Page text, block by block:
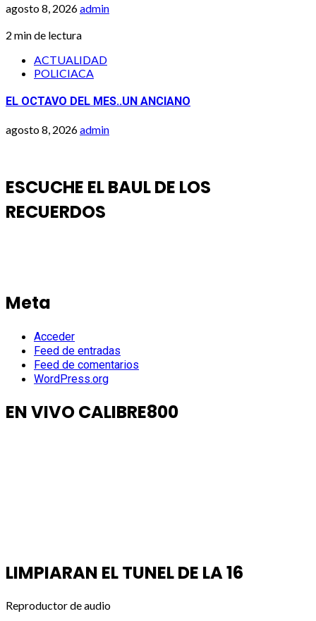
agosto 8, 2026admin
2 min de lectura
ACTUALIDAD
POLICIACA
EL OCTAVO DEL MES..UN ANCIANO
agosto 8, 2026admin
ESCUCHE EL BAUL DE LOS
RECUERDOS
Meta
Acceder
Feed de entradas
Feed de comentarios
WordPress.org
EN VIVO CALIBRE800
LIMPIARAN EL TUNEL DE LA 16
Reproductor de audio